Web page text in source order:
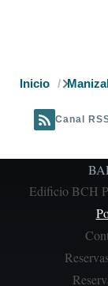
Ruta
Inicio
Canal
Edificio BCH